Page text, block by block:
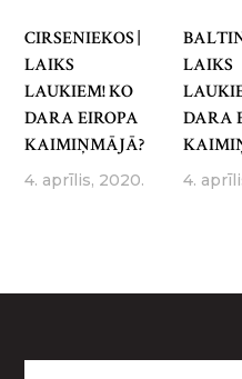
CIRSENIEKOS |
LAIKS
LAUKIEM! KO
DARA EIROPA
KAIMIŅMĀJĀ?
4. aprīlis, 2020.
LAIKS
DARA
4.